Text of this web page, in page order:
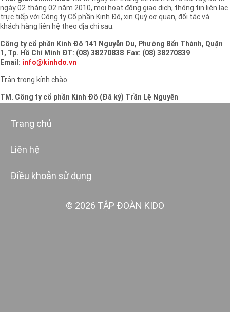
Thông tin cổ phần
Các công ty thành viên
Giới thiệu
Nhu cầu tuyển dụng
ngày 02 tháng 02 năm 2010, mọi hoạt động giao dịch, thông tin liên lạc
trực tiếp với Công ty Cổ phần Kinh Đô, xin Quý cơ quan, đối tác và
khách hàng liên hệ theo địa chỉ sau:
Công ty cổ phần Kinh Đô 141 Nguyễn Du, Phường Bến Thành, Quận
1, Tp. Hồ Chí Minh ĐT: (08) 38270838 Fax: (08) 38270839
Email: info@kinhdo.vn
Trân trọng kính chào.
TM. Công ty cổ phần Kinh Đô (Đã ký) Trần Lệ Nguyên
Trang chủ
Liên hệ
Điều khoản sử dụng
© 2026 TẬP ĐOÀN KIDO